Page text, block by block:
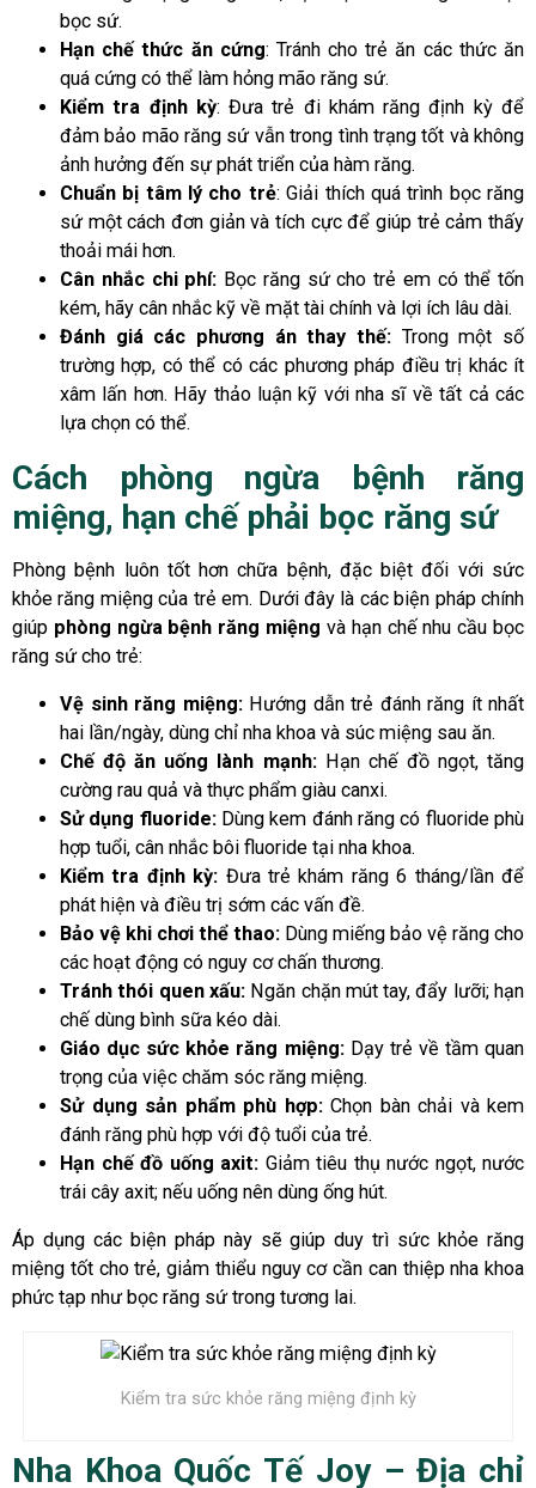
bọc sứ.
Hạn chế thức ăn cứng: Tránh cho trẻ ăn các thức ăn
quá cứng có thể làm hỏng mão răng sứ.
Kiểm tra định kỳ: Đưa trẻ đi khám răng định kỳ để
đảm bảo mão răng sứ vẫn trong tình trạng tốt và không
ảnh hưởng đến sự phát triển của hàm răng.
Chuẩn bị tâm lý cho trẻ: Giải thích quá trình bọc răng
sứ một cách đơn giản và tích cực để giúp trẻ cảm thấy
thoải mái hơn.
Cân nhắc chi phí: Bọc răng sứ cho trẻ em có thể tốn
kém, hãy cân nhắc kỹ về mặt tài chính và lợi ích lâu dài.
Đánh giá các phương án thay thế: Trong một số
trường hợp, có thể có các phương pháp điều trị khác ít
xâm lấn hơn. Hãy thảo luận kỹ với nha sĩ về tất cả các
lựa chọn có thể.
Cách phòng ngừa bệnh răng
miệng, hạn chế phải bọc răng sứ
Phòng bệnh luôn tốt hơn chữa bệnh, đặc biệt đối với sức
khỏe răng miệng của trẻ em. Dưới đây là các biện pháp chính
giúp phòng ngừa bệnh răng miệng và hạn chế nhu cầu bọc
răng sứ cho trẻ:
Vệ sinh răng miệng:Hướng dẫn trẻ đánh răng ít nhất
hai lần/ngày, dùng chỉ nha khoa và súc miệng sau ăn.
Chế độ ăn uống lành mạnh:Hạn chế đồ ngọt, tăng
cường rau quả và thực phẩm giàu canxi.
Sử dụng fluoride:Dùng kem đánh răng có fluoride phù
hợp tuổi, cân nhắc bôi fluoride tại nha khoa.
Kiểm tra định kỳ: Đưa trẻ khám răng 6 tháng/lần để
phát hiện và điều trị sớm các vấn đề.
Bảo vệ khi chơi thể thao: Dùng miếng bảo vệ răng cho
các hoạt động có nguy cơ chấn thương.
Tránh thói quen xấu:Ngăn chặn mút tay, đẩy lưỡi; hạn
chế dùng bình sữa kéo dài.
Giáo dục sức khỏe răng miệng:Dạy trẻ về tầm quan
trọng của việc chăm sóc răng miệng.
Sử dụng sản phẩm phù hợp:Chọn bàn chải và kem
đánh răng phù hợp với độ tuổi của trẻ.
Hạn chế đồ uống axit: Giảm tiêu thụ nước ngọt, nước
trái cây axit; nếu uống nên dùng ống hút.
Áp dụng các biện pháp này sẽ giúp duy trì sức khỏe răng
miệng tốt cho trẻ, giảm thiểu nguy cơ cần can thiệp nha khoa
phức tạp như bọc răng sứ trong tương lai.
Kiểm tra sức khỏe răng miệng định kỳ
Nha Khoa Quốc Tế Joy – Địa chỉ